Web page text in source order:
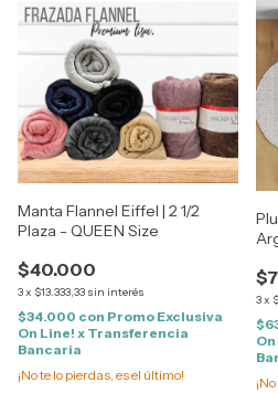
Manta Flannel Eiffel | 2 1/2
Plaza - QUEEN Size
$40.000
3x $13.333,33 sin interés
$34.000 con Promo Exclusiva
On Line! x Transferencia
Bancaria
¡No te lo pierdas, es el último!
3x